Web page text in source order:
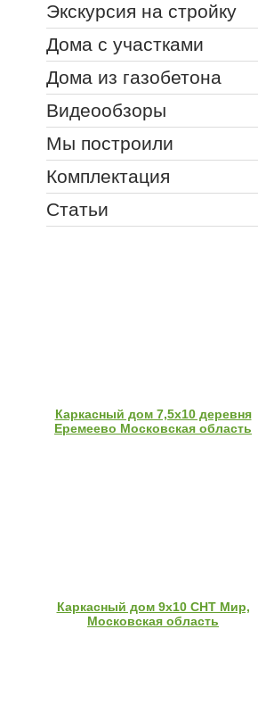
Экскурсия на стройку
Дома с участками
Дома из газобетона
Видеообзоры
Мы построили
Комплектация
Статьи
Каркасный дом 7,5х10 деревня
Еремеево Московская область
Каркасный дом 9х10 СНТ Мир,
Московская область